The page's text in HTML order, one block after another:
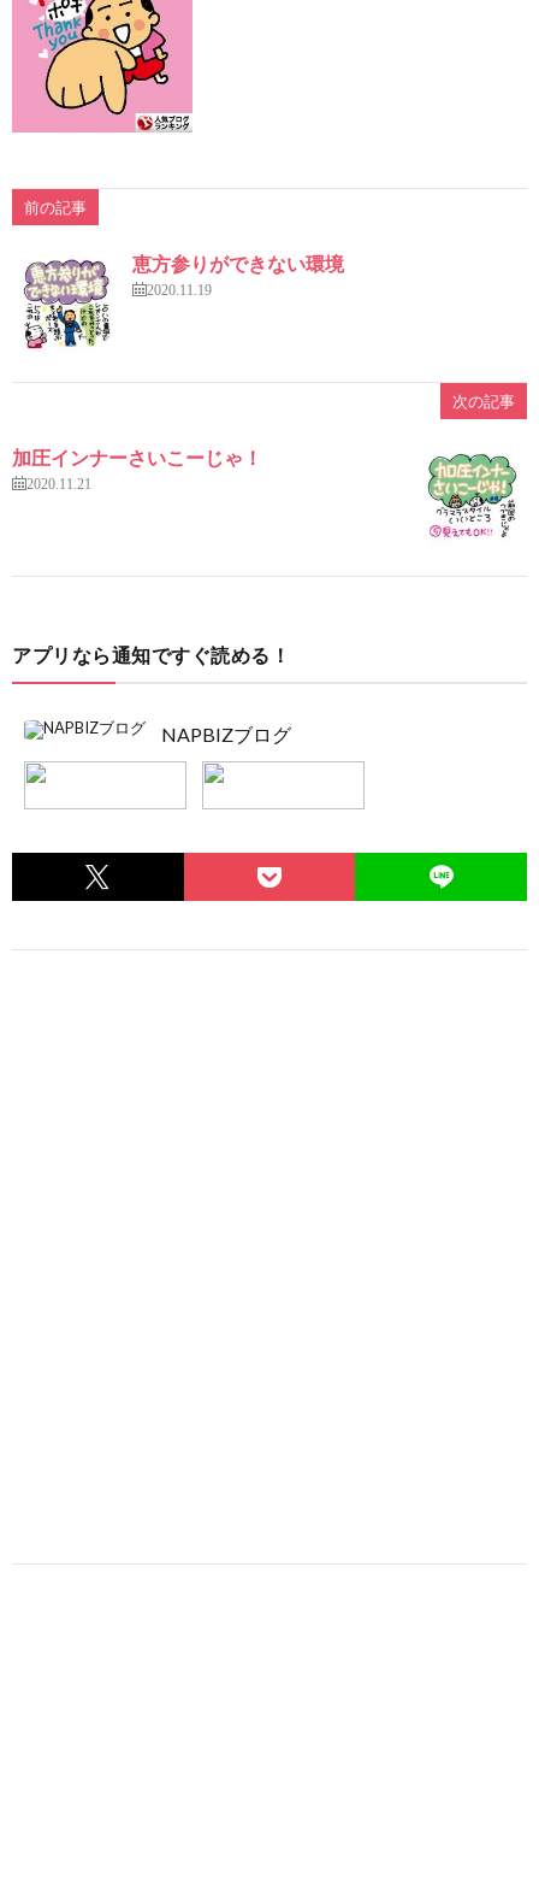
前の記事
恵方参りができない環境
2020.11.19
次の記事
加圧インナーさいこーじゃ！
2020.11.21
アプリなら通知ですぐ読める！
NAPBIZブログ